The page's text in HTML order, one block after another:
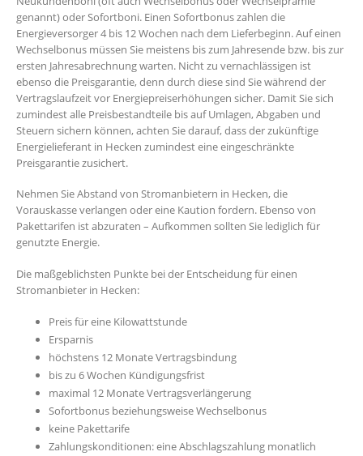
genannt) oder Sofortboni. Einen Sofortbonus zahlen die
Energieversorger 4 bis 12 Wochen nach dem Lieferbeginn. Auf einen
Wechselbonus müssen Sie meistens bis zum Jahresende bzw. bis zur
ersten Jahresabrechnung warten. Nicht zu vernachlässigen ist
ebenso die Preisgarantie, denn durch diese sind Sie während der
Vertragslaufzeit vor Energiepreiserhöhungen sicher. Damit Sie sich
zumindest alle Preisbestandteile bis auf Umlagen, Abgaben und
Steuern sichern können, achten Sie darauf, dass der zukünftige
Energielieferant in Hecken zumindest eine eingeschränkte
Preisgarantie zusichert.
Nehmen Sie Abstand von Stromanbietern in Hecken, die
Vorauskasse verlangen oder eine Kaution fordern. Ebenso von
Pakettarifen ist abzuraten – Aufkommen sollten Sie lediglich für
genutzte Energie.
Die maßgeblichsten Punkte bei der Entscheidung für einen
Stromanbieter in Hecken:
Preis für eine Kilowattstunde
Ersparnis
höchstens 12 Monate Vertragsbindung
bis zu 6 Wochen Kündigungsfrist
maximal 12 Monate Vertragsverlängerung
Sofortbonus beziehungsweise Wechselbonus
keine Pakettarife
Zahlungskonditionen: eine Abschlagszahlung monatlich